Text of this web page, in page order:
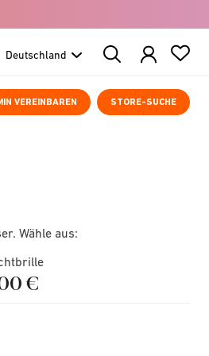
Search
Products
VEREINBAREN STORE-SUCHE
Wähle aus:
€